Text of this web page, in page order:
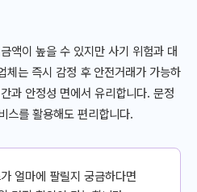
액이 높을 수 있지만 사기 위험과 대
체는 즉시 감정 후 안전거래가 가능하
과 안정성 면에서 유리합니다. 문정
스를 활용해도 편리합니다.
얼마에 팔릴지 궁금하다면